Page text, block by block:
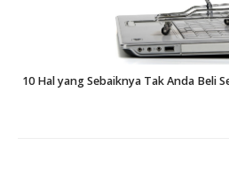
10 Hal yang Sebaiknya Tak Anda Beli